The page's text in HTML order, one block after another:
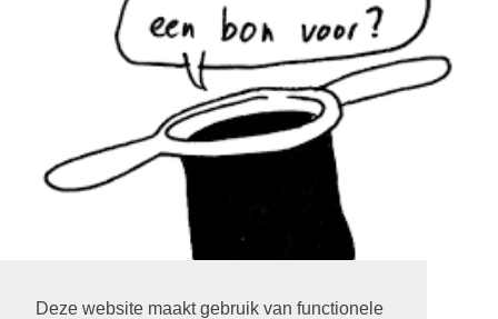
Deze website maakt gebruik van functionele